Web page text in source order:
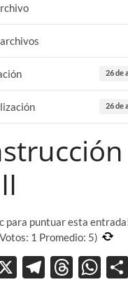
26 de
26 de
para puntuar esta
1 Promedio: 5)
X T T W